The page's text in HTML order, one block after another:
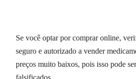
Se você optar por comprar online,
seguro e autorizado a vender
preços muito baixos, pois isso pode